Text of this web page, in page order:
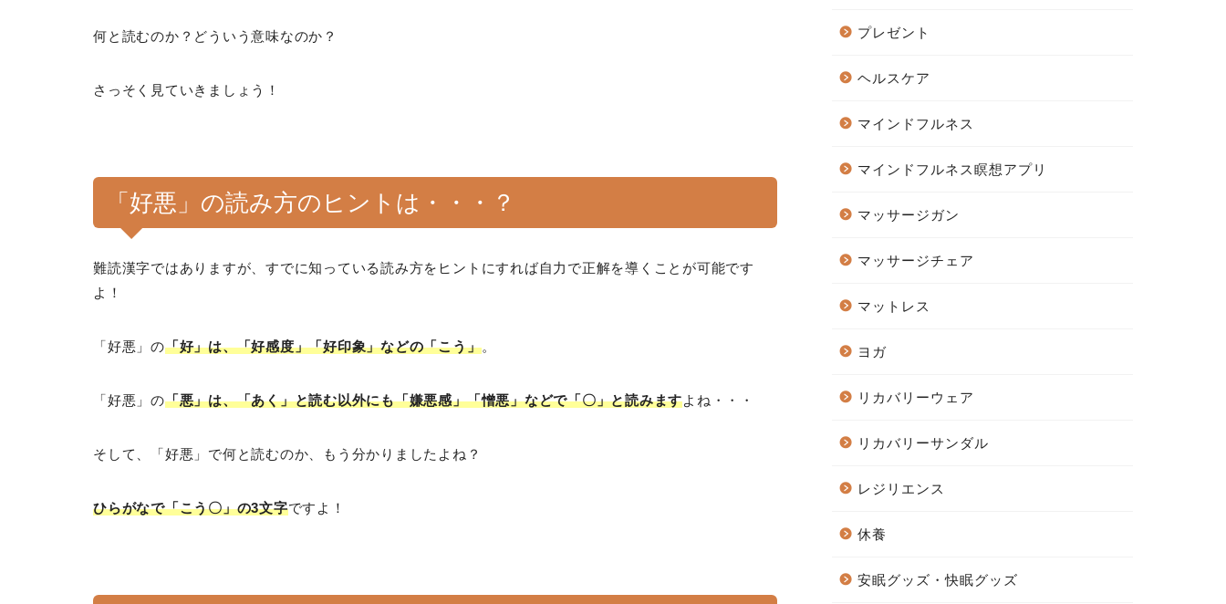
何と読むのか？どういう意味なのか？
さっそく見ていきましょう！
「好悪」の読み方のヒントは・・・？
難読漢字ではありますが、すでに知っている読み方をヒントにすれば自力で正解を導くことが可能です
よ！
「好悪」の「好」は、「好感度」「好印象」などの「こう」。
「好悪」の「悪」は、「あく」と読む以外にも「嫌悪感」「憎悪」などで「〇」と読みますよね・・・
そして、「好悪」で何と読むのか、もう分かりましたよね？
ひらがなで「こう〇」の3文字ですよ！
プレゼント
ヘルスケア
マインドフルネス
マインドフルネス瞑想アプリ
マッサージガン
マッサージチェア
マットレス
ヨガ
リカバリーウェア
リカバリーサンダル
レジリエンス
休養
安眠グッズ・快眠グッズ